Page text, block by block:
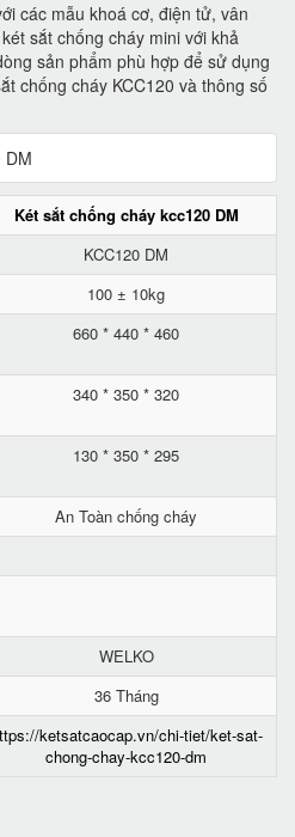
các mẫu khoá cơ, điện tử, vân
sắt chống cháy mini với khả
sản phẩm phù hợp để sử dụng
chống cháy KCC120 và thông số
Két sắt chống cháy kcc120 DM
KCC120 DM
100 ± 10kg
660 * 440 * 460
340 * 350 * 320
130 * 350 * 295
An Toàn chống cháy
WELKO
36 Tháng
ketsatcaocap.vn/chi-tiet/ket-sat-
chong-chay-kcc120-dm